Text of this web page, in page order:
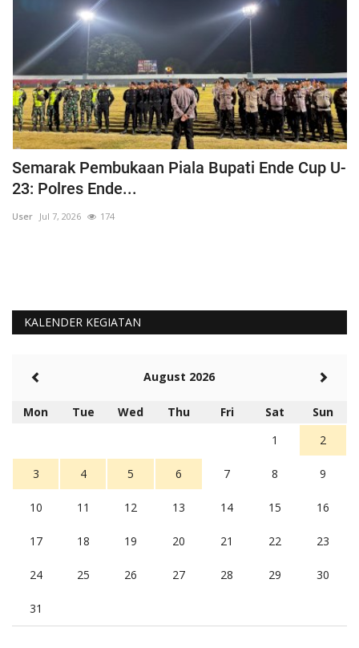
Semarak Pembukaan Piala Bupati Ende Cup U-
23: Polres Ende...
User Jul 7, 2026 174
KALENDER KEGIATAN
August 2026
Mon Tue Wed Thu Fri Sat
Sun
1
2
3 4 5 6 7 8 9
10 11 12 13 14 15 16
17 18 19 20 21 22 23
24 25 26 27 28 29 30
31